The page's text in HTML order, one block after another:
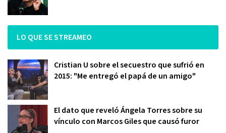
LO QUE SE STREAMEO
Cristian U sobre el secuestro que sufrió en
2015: "Me entregó el papá de un amigo"
El dato que reveló Ángela Torres sobre su
vínculo con Marcos Giles que causó furor